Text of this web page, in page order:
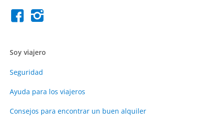
Soy viajero
Seguridad
Ayuda para los viajeros
Consejos para encontrar un buen alquiler